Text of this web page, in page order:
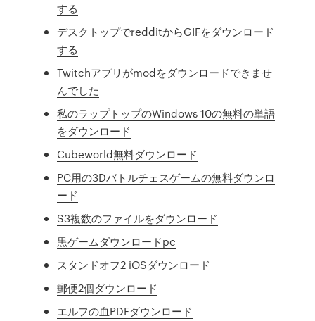
する
デスクトップでredditからGIFをダウンロード
する
Twitchアプリがmodをダウンロードできませ
んでした
私のラップトップのWindows 10の無料の単語
をダウンロード
Cubeworld無料ダウンロード
PC用の3Dバトルチェスゲームの無料ダウンロ
ード
S3複数のファイルをダウンロード
黒ゲームダウンロードpc
スタンドオフ2 iOSダウンロード
郵便2個ダウンロード
エルフの血PDFダウンロード